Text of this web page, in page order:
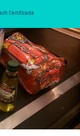
Certificada